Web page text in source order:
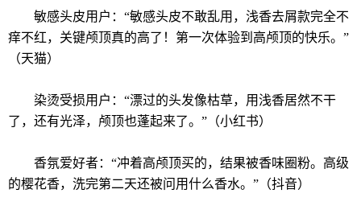
敏感头皮用户：“敏感头皮不敢乱用，浅香去屑款完全不
痒不红，关键颅顶真的高了！第一次体验到高颅顶的快乐。”
（天猫）
染烫受损用户：“漂过的头发像枯草，用浅香居然不干
了，还有光泽，颅顶也蓬起来了。”（小红书）
香氛爱好者：“冲着高颅顶买的，结果被香味圈粉。高级
的樱花香，洗完第二天还被问用什么香水。”（抖音）